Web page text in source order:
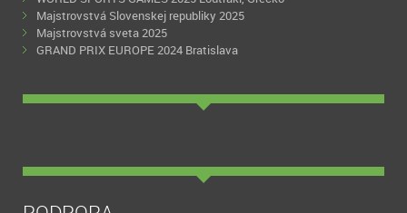
Majstrovstvá Slovenskej republiky 2025
Majstrovstvá sveta 2025
GRAND PRIX EUROPE 2024 Bratislava